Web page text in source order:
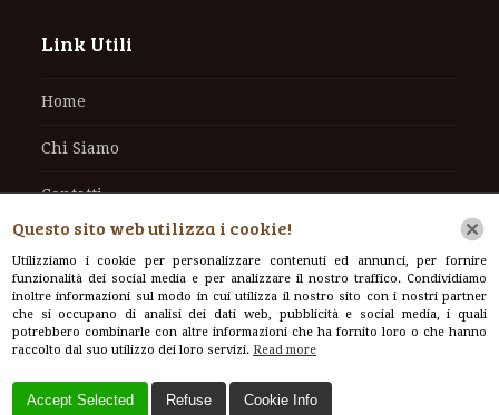
Link Utili
Home
Chi Siamo
Contatti
Informativa sul trattamento dei dati personali
Contatti
Questo sito web utilizza i cookie!
Utilizziamo i cookie per personalizzare contenuti ed annunci, per fornire
funzionalità dei social media e per analizzare il nostro traffico. Condividiamo
inoltre informazioni sul modo in cui utilizza il nostro sito con i nostri partner
che si occupano di analisi dei dati web, pubblicità e social media, i quali
potrebbero combinarle con altre informazioni che ha fornito loro o che hanno
raccolto dal suo utilizzo dei loro servizi. Read more
Accept Selected Refuse Cookie Info